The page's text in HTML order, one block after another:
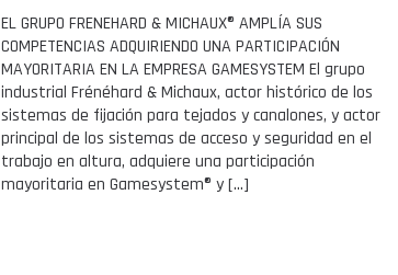
EL GRUPO FRENEHARD & MICHAUX® AMPLÍA SUS
COMPETENCIAS ADQUIRIENDO UNA PARTICIPACIÓN
MAYORITARIA EN LA EMPRESA GAMESYSTEM El grupo
industrial Frénéhard & Michaux, actor histórico de los
sistemas de fijación para tejados y canalones, y actor
principal de los sistemas de acceso y seguridad en el
trabajo en altura, adquiere una participación
mayoritaria en Gamesystem® y […]